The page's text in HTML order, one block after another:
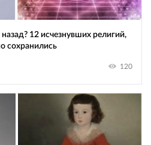
12 исчезнувших религий,
сохранились
120